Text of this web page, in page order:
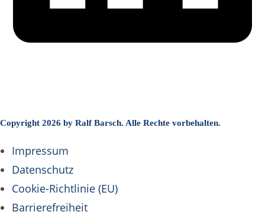
Copyright 2026 by Ralf Barsch. Alle Rechte vorbehalten.
Impressum
Datenschutz
Cookie-Richtlinie (EU)
Barrierefreiheit